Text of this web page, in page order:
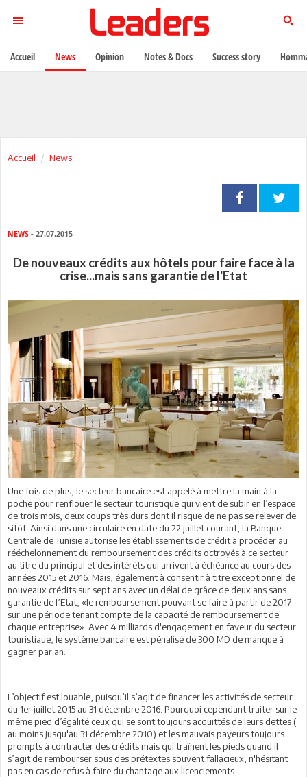
Accueil News
NEWS - 27.07.2015
De nouveaux crédits aux hôtels pour faire face à la
crise...mais sans garantie de l'Etat
Une fois de plus, le secteur bancaire est appelé à mettre la main à la
poche pour renflouer le secteur touristique qui vient de subir en l’espace
de trois mois, deux coups très durs dont il risque de ne pas se relever de
sitôt. Ainsi dans une circulaire en date du 22 juillet courant, la Banque
Centrale de Tunisie autorise les établissements de crédit à procéder au
rééchelonnement du remboursement des crédits octroyés à ce secteur
au titre du principal et des intérêts qui arrivent à échéance au cours des
années 2015 et 2016. Mais, également à consentir à titre exceptionnel de
nouveaux crédits sur sept ans avec un délai de grâce de deux ans sans
garantie de l’Etat, «le remboursement pouvant se faire à partir de 2017
sur une période tenant compte de la capacité de remboursement de
chaque entreprise». Avec 4 milliards d'engagement en faveur du secteur
touristiaue, le système bancaire est pénalisé de 300 MD de manque à
gagner par an.
L’objectif est louable, puisqu’il s’agit de financer les activités de secteur
du 1er juillet 2015 au 31 décembre 2016. Pourquoi cependant traiter sur le
même pied d’égalité ceux qui se sont toujours acquittés de leurs dettes (
au moins jusqu'au 31 décembre 2010) et les mauvais payeurs toujours
prompts à contracter des crédits mais qui traînent les pieds quand il
s’agit de rembourser sous des prétextes souvent fallacieux, n'hésitant
pas en cas de refus à faire du chantage aux licenciements.
Accueil News Opinion Notes & Docs Success story